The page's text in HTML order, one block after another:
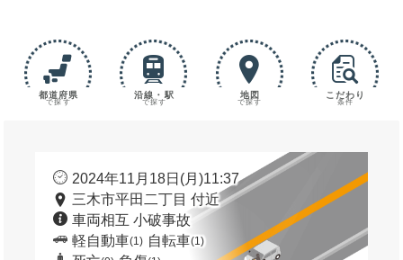
都道府県
で探す
沿線・駅
で探す
地図
で探す
こだわり
条件
2024年11月18日(月)11:37
三木市平田二丁目 付近
車両相互 小破事故
軽自動車(1) 自転車(1)